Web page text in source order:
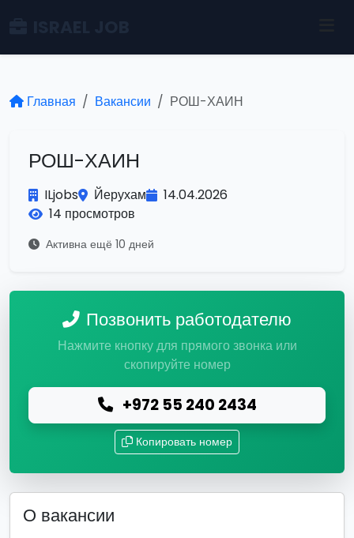
Главная Вакансии РОШ-ХАИН
РОШ-ХАИН
ILjobs Йерухам
14.04.2026
14 просмотров
Активна ещё 10 дней
Позвонить работодателю
Нажмите кнопку для прямого звонка или
скопируйте номер
+972 55 240 2434
Копировать номер
О вакансии